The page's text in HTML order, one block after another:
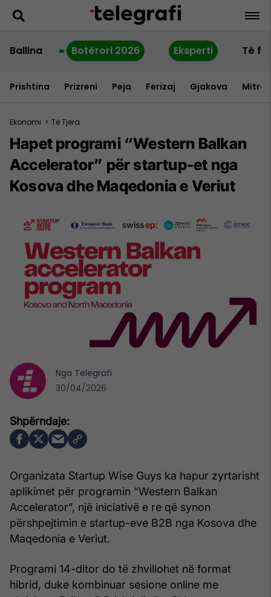
Ballina Botërori 2026 Eksperti Të
Prishtina Prizreni Peja Ferizaj Gjakova
Ekonomi > Të Tjera
Hapet programi “Western Balkan
Accelerator” për startup-et nga
Kosova dhe Maqedonia e Veriut
Organizata Startup Wise Guys ka hapur zyrtarisht
aplikimet për programin “Western Balkan
Accelerator”, një iniciativë e re që synon
përshpejtimin e startup-eve B2B nga Kosova dhe
Maqedonia e Veriut.
Programi 14-ditor do të zhvillohet në format
hibrid, duke kombinuar sesione online me
Nga Telegrafi
30/04/2026